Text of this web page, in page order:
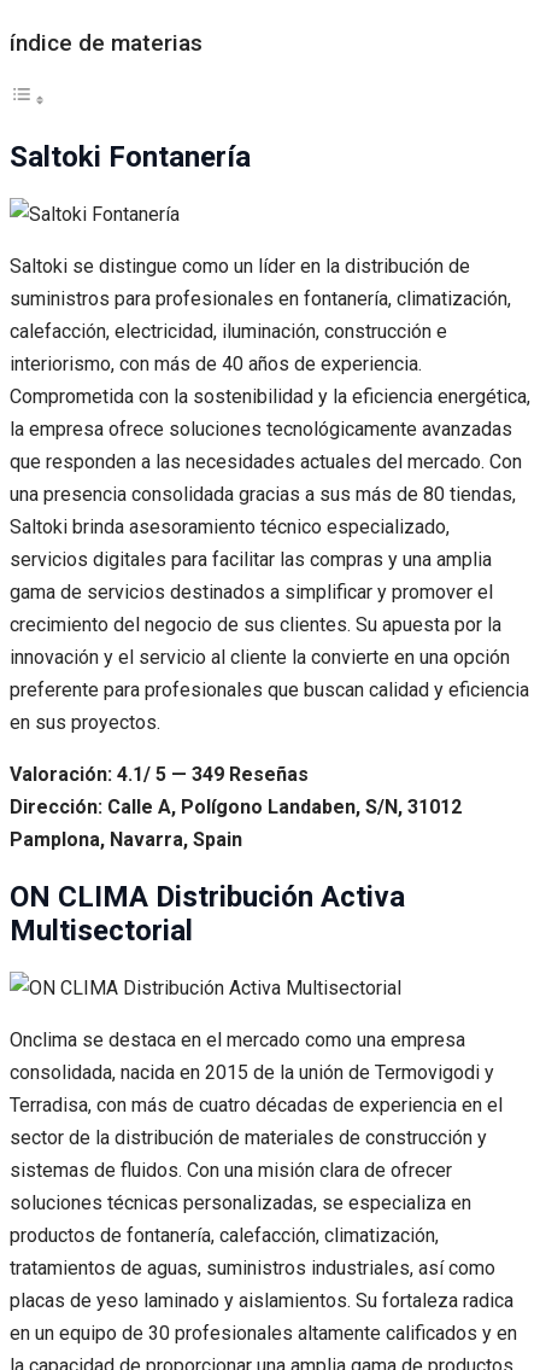
índice de materias
Saltoki Fontanería
Saltoki se distingue como un líder en la distribución de
suministros para profesionales en fontanería, climatización,
calefacción, electricidad, iluminación, construcción e
interiorismo, con más de 40 años de experiencia.
Comprometida con la sostenibilidad y la eficiencia energética,
la empresa ofrece soluciones tecnológicamente avanzadas
que responden a las necesidades actuales del mercado. Con
una presencia consolidada gracias a sus más de 80 tiendas,
Saltoki brinda asesoramiento técnico especializado,
servicios digitales para facilitar las compras y una amplia
gama de servicios destinados a simplificar y promover el
crecimiento del negocio de sus clientes. Su apuesta por la
innovación y el servicio al cliente la convierte en una opción
preferente para profesionales que buscan calidad y eficiencia
en sus proyectos.
Valoración: 4.1/ 5 — 349 Reseñas
Dirección: Calle A, Polígono Landaben, S/N, 31012
Pamplona, Navarra, Spain
ON CLIMA Distribución Activa
Multisectorial
Onclima se destaca en el mercado como una empresa
consolidada, nacida en 2015 de la unión de Termovigodi y
Terradisa, con más de cuatro décadas de experiencia en el
sector de la distribución de materiales de construcción y
sistemas de fluidos. Con una misión clara de ofrecer
soluciones técnicas personalizadas, se especializa en
productos de fontanería, calefacción, climatización,
tratamientos de aguas, suministros industriales, así como
placas de yeso laminado y aislamientos. Su fortaleza radica
en un equipo de 30 profesionales altamente calificados y en
la capacidad de proporcionar una amplia gama de productos